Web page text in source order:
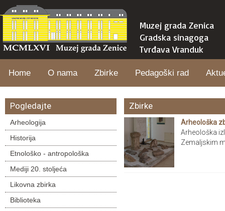
Muzej grada Zenica
Gradska sinagoga
Tvrđava Vranduk
Home O nama Zbirke Pedagoški rad
Pogledajte
Arheologija
Historija
Etnološko - antropološka
Mediji 20. stoljeća
Likovna zbirka
Biblioteka
Zbirke
Arheološka
Arheološka
Zemaljskim